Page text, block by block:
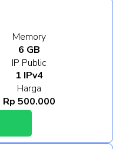
Memory
6 GB
IP Public
1 IPv4
Harga
Rp 500.000